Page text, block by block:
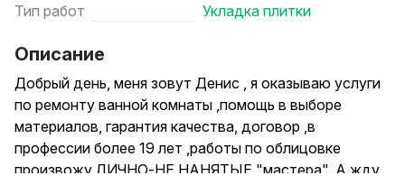
Тип работ Укладка плитки
Описание
Добрый день, меня зовут Денис , я оказываю услуги
по ремонту ванной комнаты ,помощь в выборе
материалов, гарантия качества, договор ,в
профессии более 19 лет ,работы по облицовке
произвожу ЛИЧНО-НЕ НАНЯТЫЕ "мастера". А жду